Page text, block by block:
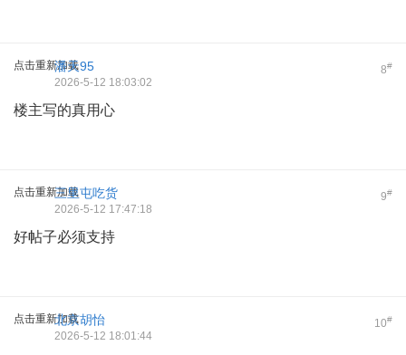
点击重新加载 8#
潘天95
2026-5-12 18:03:02
楼主写的真用心
点击重新加载 9#
三里屯吃货
2026-5-12 17:47:18
好帖子必须支持
点击重新加载 10#
北京胡怡
2026-5-12 18:01:44